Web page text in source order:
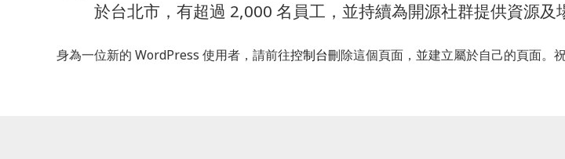
於台北市，有超過 2,000 名員工，並持續為開源社群提供資源及
身為一位新的 WordPress 使用者，請前往控制台刪除這個頁面，並建立屬於自己的頁面。